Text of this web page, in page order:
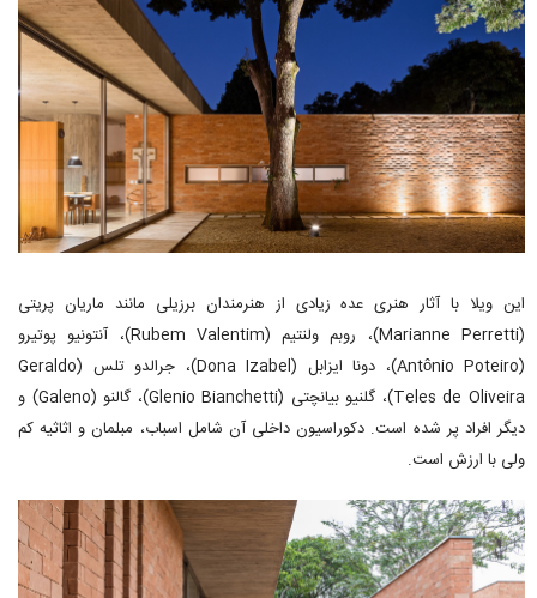
این ویلا با آثار هنری عده زیادی از هنرمندان برزیلی مانند ماریان پریتی
(Marianne Perretti)، روبم ولنتیم (Rubem Valentim)، آنتونیو پوتیرو
(Antônio Poteiro)، دونا ایزابل (Dona Izabel)، جرالدو تلس (Geraldo
Teles de Oliveira)، گلنیو بیانچتی (Glenio Bianchetti)، گالنو (Galeno) و
دیگر افراد پر شده است. دکوراسیون داخلی آن شامل اسباب، مبلمان و اثاثیه کم
ولی با ارزش است.